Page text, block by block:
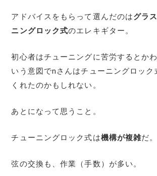
アドバイスをもらって選んだのはグラ
ニングロック式のエレキギター。
初心者はチューニングに苦労するとか
いう意図でnさんはチューニングロック
くれたのかもしれない。
あとになって思うこと。
チューニングロック式は機構が複雑だ。
弦の交換も、作業（手数）が多い。